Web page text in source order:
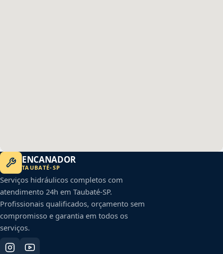
ENCANADOR
TAUBATÉ-SP
Serviços hidráulicos completos com
atendimento 24h em Taubaté-SP.
Profissionais qualificados, orçamento sem
compromisso e garantia em todos os
serviços.